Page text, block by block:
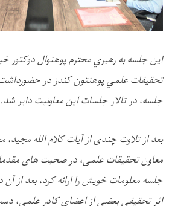
این جلسه به رهبري محترم پوهنوال دوکتور
تحقیقات علمي پوهنتون کندزدر
جلسه،در تالار جلسات این معاونیت دایرشد.
بعد از تلاوت چندی ازآیات کلام الله
معاون تحقیقات علمی،در صحبت های
جلسه معلومات خویش را ارائه کرد، بعد از آن
اثر تحقیقی بعضی از اعضای کادر علمی،